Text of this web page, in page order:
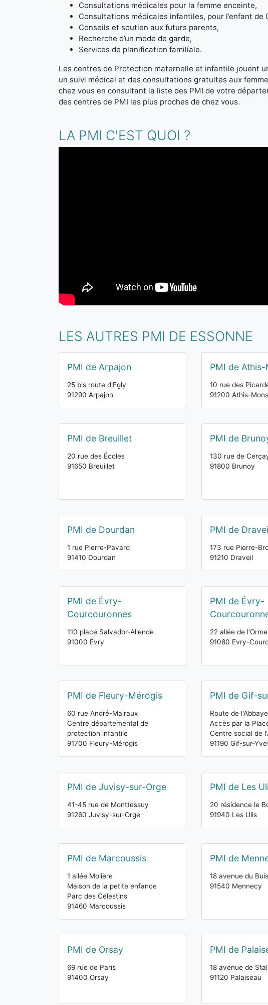
Consultations médicales pour la femme enceinte,
Consultations médicales infantiles, pour l’enfant de
Conseils et soutien aux futurs parents,
Recherche d’un mode de garde,
Services de planification familiale.
Les centres de Protection maternelle et infantile jouent
un suivi médical et des consultations gratuites aux
chez vous en consultant la liste des PMI de votre
des centres de PMI les plus proches de chez vous.
LA PMI C'EST QUOI ?
LES AUTRES PMI DE ESSONNE
PMI de Arpajon
25 bis route d'Egly
91290 Arpajon
PMI de
10 rue des
91200 Athis-Mons
PMI de Breuillet
20 rue des Écoles
91650 Breuillet
PMI de
130 rue de
91800 Brunoy
PMI de Dourdan
1 rue Pierre-Pavard
91410 Dourdan
PMI de
173 rue Pierre-
91210 Draveil
PMI de Évry-
Courcouronnes
110 place Salvador-Allende
91000 Évry
PMI de Évry-
22 allée de
91080 Evry-
PMI de Fleury-Mérogis
60 rue André-Malraux
Centre départemental de
protection infantile
91700 Fleury-Mérogis
PMI de Gif-
Route de l'Abbaye
Accès par la
Centre social de
91190 Gif-sur-
PMI de Juvisy-sur-Orge
41-45 rue de Monttessuy
91260 Juvisy-sur-Orge
PMI de Les
20 résidence le
91940 Les Ulis
PMI de Marcoussis
1 allée Molière
Maison de la petite enfance
Parc des Célestins
91460 Marcoussis
PMI de
18 avenue du
91540 Mennecy
PMI de Orsay
69 rue de Paris
91400 Orsay
PMI de
18 avenue de
91120 Palaiseau